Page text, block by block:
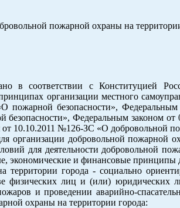
пожарной охраны на
в соответствии с Конституцией
организации местного
пожарной безопасности»,
безопасности», Федеральным законом
от 10.10.2011 №126-ЗС «О добровольной
организации добровольной пожарной
для деятельности добровольной
экономические и финансовые принципы
территории города - социально
физических лиц и (или) юридических
и проведении аварийно-
охраны на территории города: